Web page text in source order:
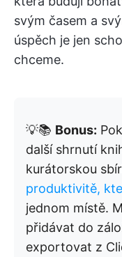
svým časem a
úspěch je jen
chceme.
💡📚 Bonus:
další shrnutí
kurátorskou
produktivitě,
jednom místě.
přidávat do
exportovat z